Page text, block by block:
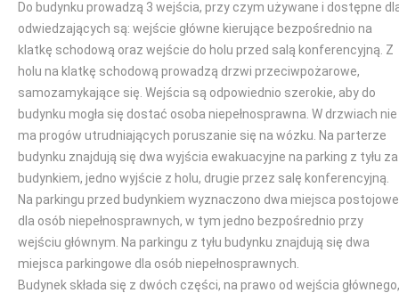
Do budynku prowadzą 3 wejścia, przy czym używane i dostępne
odwiedzających są: wejście główne kierujące bezpośrednio na
klatkę schodową oraz wejście do holu przed salą konferencyjną. Z
holu na klatkę schodową prowadzą drzwi przeciwpożarowe,
samozamykające się. Wejścia są odpowiednio szerokie, aby do
budynku mogła się dostać osoba niepełnosprawna. W drzwiach nie
ma progów utrudniających poruszanie się na wózku. Na parterze
budynku znajdują się dwa wyjścia ewakuacyjne na parking z tyłu za
budynkiem, jedno wyjście z holu, drugie przez salę konferencyjną.
Na parkingu przed budynkiem wyznaczono dwa miejsca postojowe
dla osób niepełnosprawnych, w tym jedno bezpośrednio przy
wejściu głównym. Na parkingu z tyłu budynku znajdują się dwa
miejsca parkingowe dla osób niepełnosprawnych.
Budynek składa się z dwóch części, na prawo od wejścia głównego,